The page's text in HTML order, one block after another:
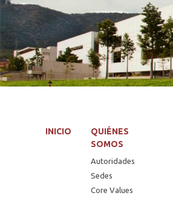
INICIO
QUIÉNES
SOMOS
Autoridades
Sedes
Core Values